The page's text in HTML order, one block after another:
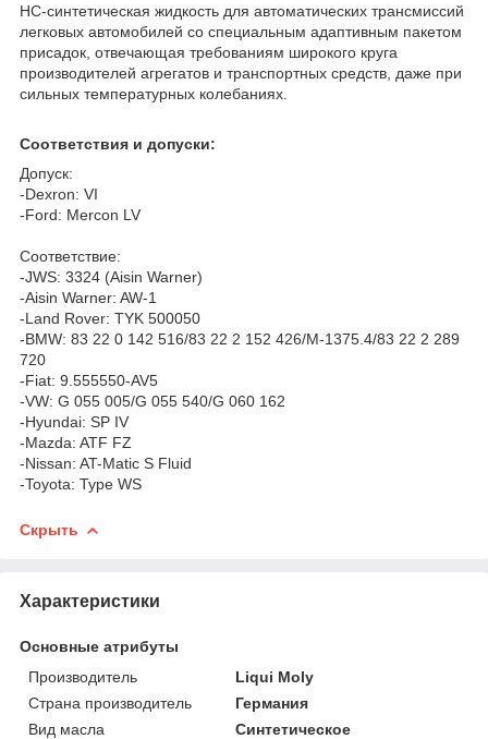
HC-синтетическая жидкость для автоматических трансмиссий
легковых автомобилей со специальным адаптивным пакетом
присадок, отвечающая требованиям широкого круга
производителей агрегатов и транспортных средств, даже при
сильных температурных колебаниях.
Соответствия и допуски:
Допуск:
-Dexron: VI
-Ford: Mercon LV
Соответствие:
-JWS: 3324 (Aisin Warner)
-Aisin Warner: AW-1
-Land Rover: TYK 500050
-BMW: 83 22 0 142 516/83 22 2 152 426/M-1375.4/83 22 2 289
720
-Fiat: 9.555550-AV5
-VW: G 055 005/G 055 540/G 060 162
-Hyundai: SP IV
-Mazda: ATF FZ
-Nissan: AT-Matic S Fluid
-Toyota: Type WS
Скрыть
Характеристики
Основные атрибуты
Производитель
Liqui Moly
Страна производитель
Германия
Вид масла
Синтетическое